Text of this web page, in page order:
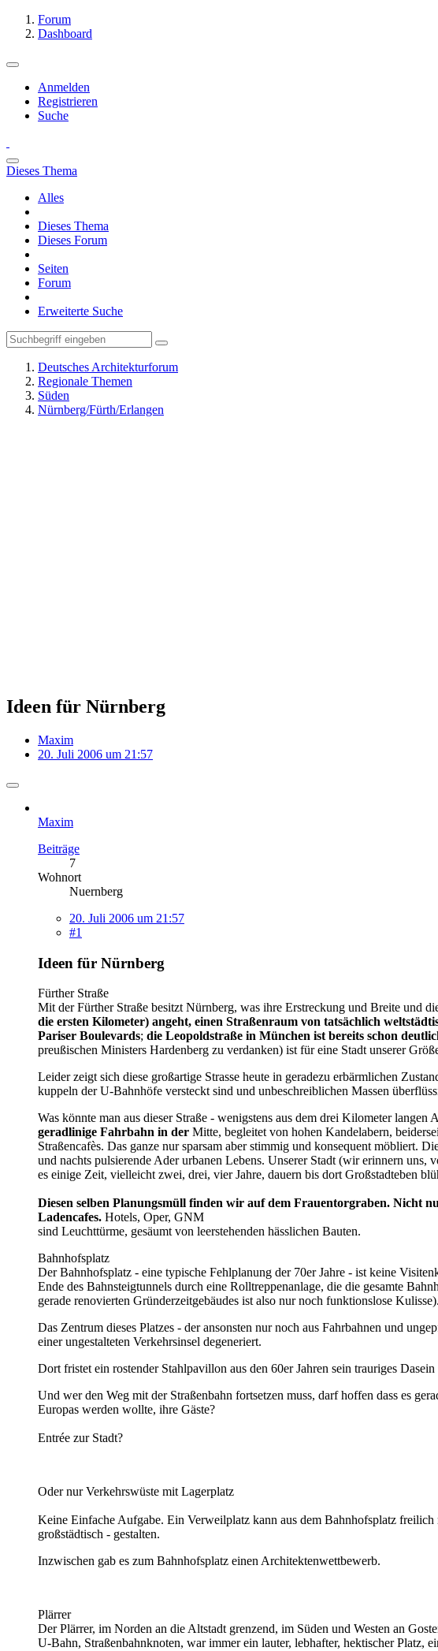
Forum
Dashboard
Anmelden
Registrieren
Suche
Dieses Thema
Alles
Dieses Thema
Dieses Forum
Seiten
Forum
Erweiterte Suche
Deutsches Architekturforum
Regionale Themen
Süden
Nürnberg/Fürth/Erlangen
Ideen für Nürnberg
Maxim
20. Juli 2006 um 21:57
Maxim
Beiträge
7
Wohnort
Nuernberg
20. Juli 2006 um 21:57
#1
Ideen für Nürnberg
Fürther Straße
Mit der Fürther Straße besitzt Nürnberg, was ihre Erstreckung und Breite und
die ersten Kilometer) angeht, einen Straßenraum von tatsächlich
Pariser Boulevards; die Leopoldstraße in München ist bereits schon
preußischen Ministers Hardenberg zu verdanken) ist für eine Stadt unserer
Leider zeigt sich diese großartige Strasse heute in geradezu erbärmlichen
kuppeln der U-Bahnhöfe versteckt sind und unbeschreiblichen Massen
Was könnte man aus dieser Straße - wenigstens aus dem drei Kilometer
geradlinige Fahrbahn in der Mitte, begleitet von hohen Kandelabern,
Straßencafès. Das ganze nur sparsam aber stimmig und konsequent möbliert.
und nachts pulsierende Ader urbanen Lebens. Unserer Stadt (wir erinnern
es einige Zeit, vielleicht zwei, drei, vier Jahre, dauern bis dort Großstadteben
Diesen selben Planungsmüll finden wir auf dem Frauentorgraben. Nicht
Ladencafes. Hotels, Oper, GNM
sind Leuchttürme, gesäumt von leerstehenden hässlichen Bauten.
Bahnhofsplatz
Der Bahnhofsplatz - eine typische Fehlplanung der 70er Jahre - ist keine
Ende des Bahnsteigtunnels durch eine Rolltreppenanlage, die die gesamte
gerade renovierten Gründerzeitgebäudes ist also nur noch funktionslose Kulisse).
Das Zentrum dieses Platzes - der ansonsten nur noch aus Fahrbahnen und
einer ungestalteten Verkehrsinsel degeneriert.
Dort fristet ein rostender Stahlpavillon aus den 60er Jahren sein trauriges
Und wer den Weg mit der Straßenbahn fortsetzen muss, darf hoffen dass es
Europas werden wollte, ihre Gäste?
Entrée zur Stadt?
Oder nur Verkehrswüste mit Lagerplatz
Keine Einfache Aufgabe. Ein Verweilplatz kann aus dem Bahnhofsplatz
großstädtisch - gestalten.
Inzwischen gab es zum Bahnhofsplatz einen Architektenwettbewerb.
Plärrer
Der Plärrer, im Norden an die Altstadt grenzend, im Süden und Westen an
U-Bahn, Straßenbahnknoten, war immer ein lauter, lebhafter, hektischer Platz,